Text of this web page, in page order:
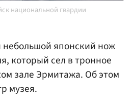
национальной гвардии
японский нож
который сел в тронное
зале Эрмитажа. Об этом
музея.